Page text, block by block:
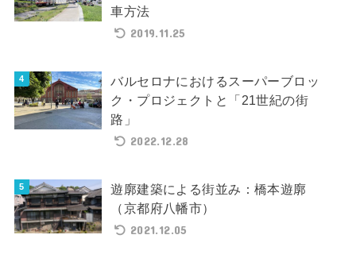
車方法
2019.11.25
バルセロナにおけるスーパーブロッ
ク・プロジェクトと「21世紀の街
路」
2022.12.28
遊廓建築による街並み：橋本遊廓
（京都府八幡市）
2021.12.05